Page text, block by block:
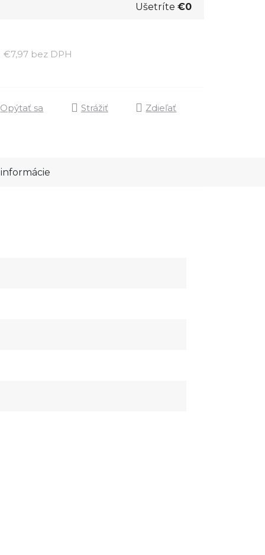
Ušetríte€0
€7,97 bez DPH
Opýtať sa Strážiť Zdieľať